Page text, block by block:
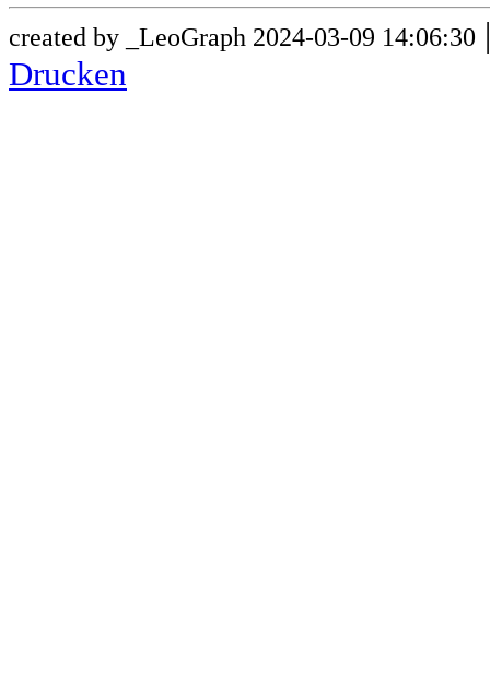
created by _LeoGraph 2024-03-09 14:06:30
Drucken